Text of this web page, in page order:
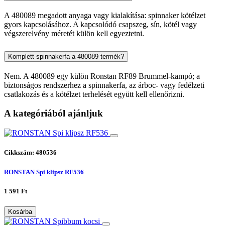
A 480089 megadott anyaga vagy kialakítása: spinnaker kötélzet
gyors kapcsolásához. A kapcsolódó csapszeg, sín, kötél vagy
végszerelvény méretét külön kell egyeztetni.
Komplett spinnakerfa a 480089 termék?
Nem. A 480089 egy külön Ronstan RF89 Brummel-kampó; a
biztonságos rendszerhez a spinnakerfa, az árboc- vagy fedélzeti
csatlakozás és a kötélzet terhelését együtt kell ellenőrizni.
A kategóriából ajánljuk
Cikkszám: 480536
RONSTAN Spi klipsz RF536
1 591 Ft
Kosárba